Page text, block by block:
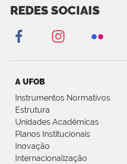
REDES SOCIAIS
A UFOB
Instrumentos Normativos
Estrutura
Unidades Acadêmicas
Planos Institucionais
Inovação
Internacionalização